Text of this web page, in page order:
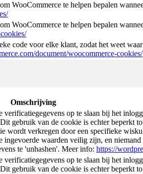
WooCommerce te helpen bepalen
WooCommerce te helpen bepalen
code voor elke klant, zodat het weet
document/woocommerce-cookies/
Omschrijving
op te slaan bij het
gebruik van de cookie is echter beperkt
wordt verkregen door een specifieke
waarden veilig zijn, en
te 'unhashen'. Meer info: https://
op te slaan bij het
gebruik van de cookie is echter beperkt